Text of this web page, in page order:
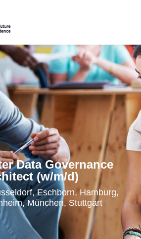
rein
Spotlight
Podcast
Data Governance
(w/m/d)
Eschborn, Hamburg,
München, Stuttgart